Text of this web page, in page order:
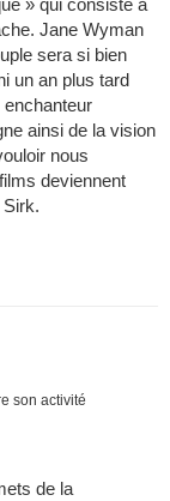
» qui consiste à
Jane Wyman
sera si bien
un an plus tard
enchanteur
ainsi de la vision
nous
deviennent
son activité
de la